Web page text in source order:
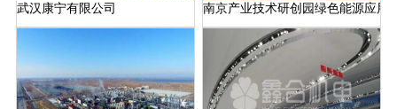
武汉康宁有限公司 南京产业技术研创园绿色能源应用